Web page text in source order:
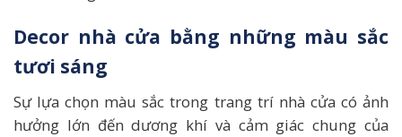
Decor nhà cửa bằng những màu sắc
tươi sáng
Sự lựa chọn màu sắc trong trang trí nhà cửa có ảnh
hưởng lớn đến dương khí và cảm giác chung của